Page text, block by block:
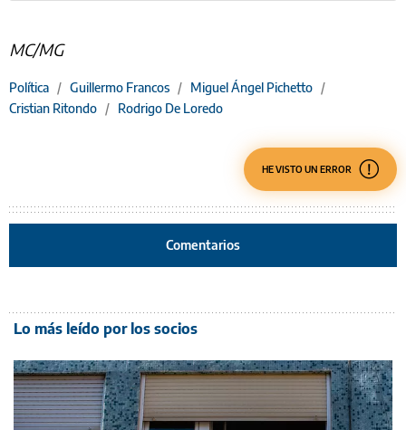
MC/MG
Política / Guillermo Francos / Miguel Ángel Pichetto /
Cristian Ritondo / Rodrigo De Loredo
HE VISTO UN ERROR
Comentarios
Lo más leído por los socios